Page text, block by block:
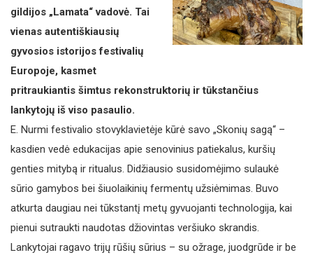
gildijos „Lamata“ vadovė. Tai
vienas autentiškiausių
gyvosios istorijos festivalių
Europoje, kasmet
pritraukiantis šimtus rekonstruktorių ir tūkstančius
lankytojų iš viso pasaulio.
E. Nurmi festivalio stovyklavietėje kūrė savo „Skonių sagą“ –
kasdien vedė edukacijas apie senovinius patiekalus, kuršių
genties mitybą ir ritualus. Didžiausio susidomėjimo sulaukė
sūrio gamybos bei šiuolaikinių fermentų užsiėmimas. Buvo
atkurta daugiau nei tūkstantį metų gyvuojanti technologija, kai
pienui sutraukti naudotas džiovintas veršiuko skrandis.
Lankytojai ragavo trijų rūšių sūrius – su ožrage, juodgrūde ir be